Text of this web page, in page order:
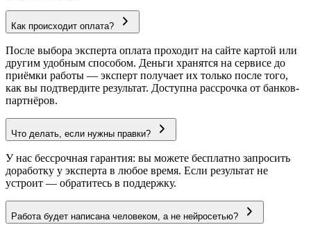
Как происходит оплата?
После выбора эксперта оплата проходит на сайте картой или
другим удобным способом. Деньги хранятся на сервисе до
приёмки работы — эксперт получает их только после того,
как вы подтвердите результат. Доступна рассрочка от банков-
партнёров.
Что делать, если нужны правки?
У нас бессрочная гарантия: вы можете бесплатно запросить
доработку у эксперта в любое время. Если результат не
устроит — обратитесь в поддержку.
Работа будет написана человеком, а не нейросетью?